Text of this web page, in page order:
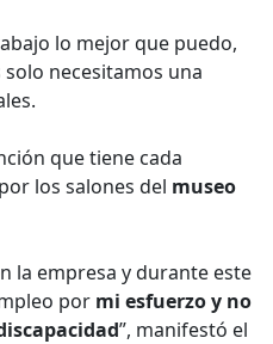
lo mejor que puedo,
necesitamos una
que tiene cada
los salones del museo
la empresa y durante este
por mi esfuerzo y no
”, manifestó el